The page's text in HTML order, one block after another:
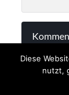
Diese
nutzt,